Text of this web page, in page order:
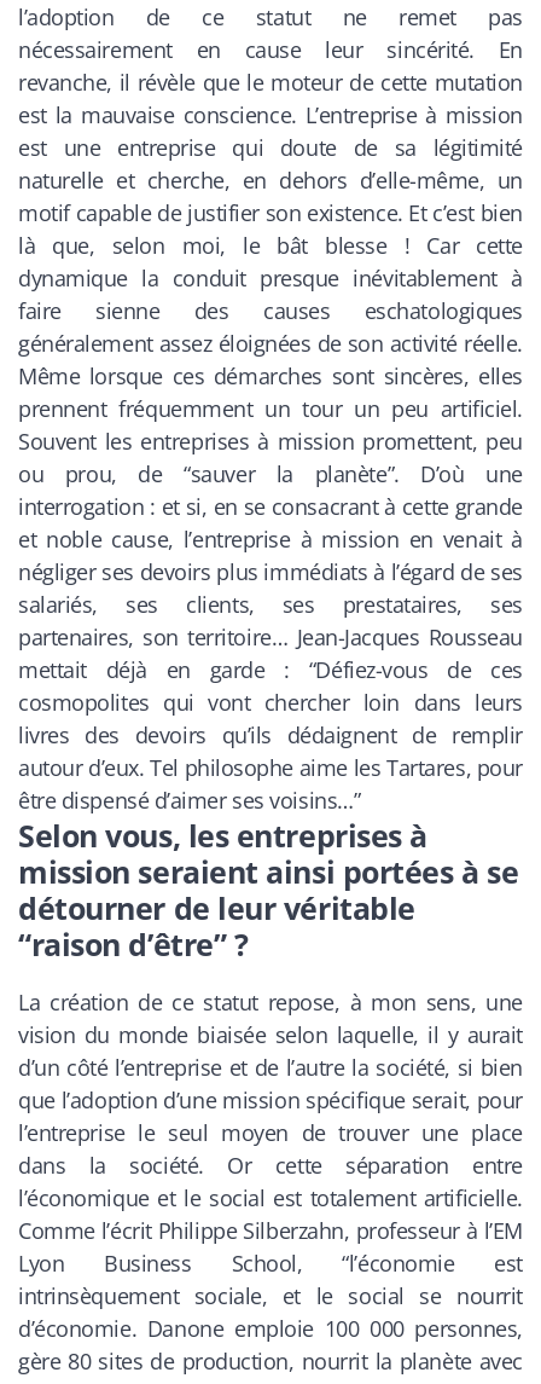
l’adoption de ce statut ne remet pas
nécessairement en cause leur sincérité. En
revanche, il révèle que le moteur de cette mutation
est la mauvaise conscience. L’entreprise à mission
est une entreprise qui doute de sa légitimité
naturelle et cherche, en dehors d’elle-même, un
motif capable de justifier son existence. Et c’est bien
là que, selon moi, le bât blesse ! Car cette
dynamique la conduit presque inévitablement à
faire sienne des causes eschatologiques
généralement assez éloignées de son activité réelle.
Même lorsque ces démarches sont sincères, elles
prennent fréquemment un tour un peu artificiel.
Souvent les entreprises à mission promettent, peu
ou prou, de “sauver la planète”. D’où une
interrogation : et si, en se consacrant à cette grande
et noble cause, l’entreprise à mission en venait à
négliger ses devoirs plus immédiats à l’égard de ses
salariés, ses clients, ses prestataires, ses
partenaires, son territoire… Jean-Jacques Rousseau
mettait déjà en garde : “Défiez-vous de ces
cosmopolites qui vont chercher loin dans leurs
livres des devoirs qu’ils dédaignent de remplir
autour d’eux. Tel philosophe aime les Tartares, pour
être dispenséd’aimer ses voisins…”
Selon vous, les entreprises à
mission seraient ainsi portées à se
détourner de leur véritable
“raison d’être” ?
La création de ce statut repose, à mon sens, une
vision du monde biaisée selon laquelle, il y aurait
d’un côté l’entreprise et de l’autre la société, si bien
que l’adoption d’une mission spécifique serait, pour
l’entreprise le seul moyen de trouver une place
dans la société. Or cette séparation entre
l’économique et le social est totalement artificielle.
Comme l’écrit Philippe Silberzahn, professeur à l’EM
Lyon Business School, “l’économie est
intrinsèquement sociale, et le social se nourrit
d’économie. Danone emploie 100 000 personnes,
gère 80 sites de production, nourrit la planète avec